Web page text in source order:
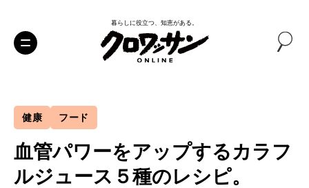
暮らしに役立つ、知恵がある。
健康 フード
血管パワーをアップするカラフ
ルジュース５種のレシピ。